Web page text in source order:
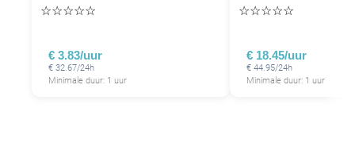
☆☆☆☆☆
€ 3.83/uur
€ 32.67/24h
Minimale duur: 1 uur
☆☆☆☆☆
€ 18.45/uur
€ 44.95/24h
Minimale duur: 1 uur